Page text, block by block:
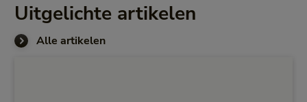
Uitgelichte artikelen
Alle artikelen